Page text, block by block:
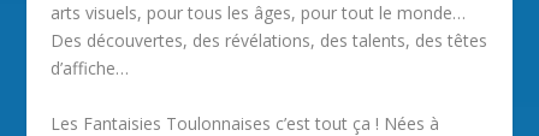
arts visuels, pour tous les âges, pour tout le monde…
Des découvertes, des révélations, des talents, des têtes
d’affiche…
Les Fantaisies Toulonnaises c’est tout ça ! Nées à